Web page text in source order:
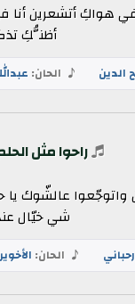
أتشعرين أنا
أظنُّكِ
الدين الحان:
راحوا مثل
عالشّوك
شي خيّال
الحان: